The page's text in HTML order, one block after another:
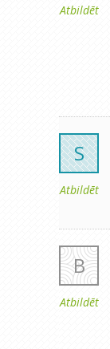
Atbildēt
S
Atbildēt
B
Atbildēt